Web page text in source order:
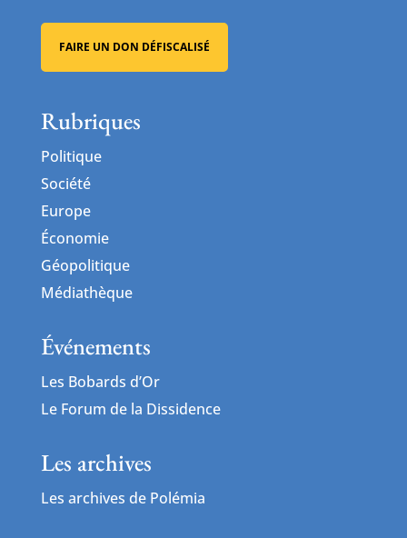
FAIRE UN DON DÉFISCALISÉ
Rubriques
Politique
Société
Europe
Économie
Géopolitique
Médiathèque
Événements
Les Bobards d’Or
Le Forum de la Dissidence
Les archives
Les archives de Polémia